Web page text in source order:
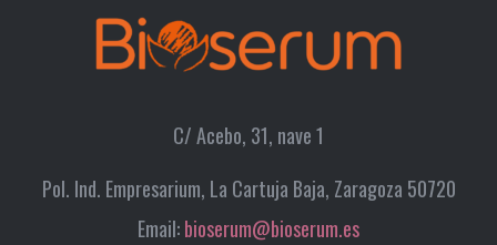
C/ Acebo, 31, nave 1
Pol. Ind. Empresarium, La Cartuja Baja, Zaragoza 50720
Email:bioserum@bioserum.es